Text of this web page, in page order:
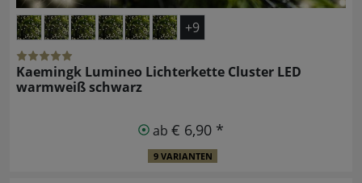
+9
Kaemingk Lumineo Lichterkette Cluster LED
warmweiß schwarz
ab € 6,90 *
9 VARIANTEN